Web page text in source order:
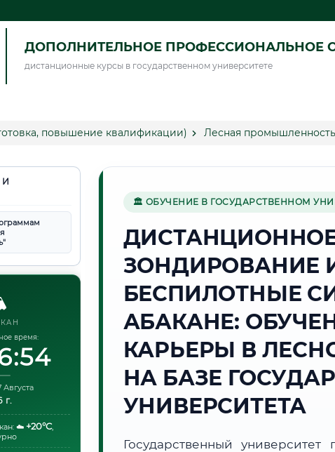
ДОПОЛНИТЕЛЬНОЕ ПРОФЕССИОНАЛЬНОЕ
дистанционные курсы в государственном университете
повышение квалификации) Лесная промышленность
И
время:
Августа
г.
☁️ +20°C,
🏛 ОБУЧЕНИЕ В ГОСУДАРСТВЕННОМ
ЗОНДИРОВАНИЕ
БЕСПИЛОТНЫЕ
АБАКАНЕ:
КАРЬЕРЫ В
НА БАЗЕ
УНИВЕРСИТЕТА
Государственный